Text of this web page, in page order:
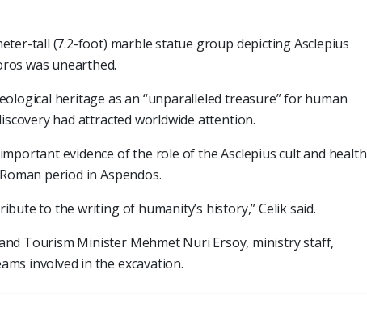
tall (7.2-foot) marble statue group depicting Asclepius
was unearthed.
heritage as an “unparalleled treasure” for human
had attracted worldwide attention.
evidence of the role of the Asclepius cult and health
period in Aspendos.
to the writing of humanity’s history,” Celik said.
Tourism Minister Mehmet Nuri Ersoy, ministry staff,
involved in the excavation.